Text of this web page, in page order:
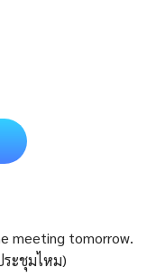
meeting tomorrow.
ระชุมไหม)